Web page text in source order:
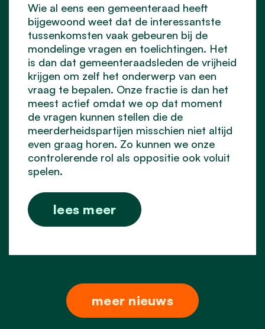
Wie al eens een gemeenteraad heeft
bijgewoond weet dat de interessantste
tussenkomsten vaak gebeuren bij de
mondelinge vragen en toelichtingen. Het
is dan dat gemeenteraadsleden de vrijheid
krijgen om zelf het onderwerp van een
vraag te bepalen. Onze fractie is dan het
meest actief omdat we op dat moment
de vragen kunnen stellen die de
meerderheidspartijen misschien niet altijd
even graag horen. Zo kunnen we onze
controlerende rol als oppositie ook voluit
spelen.
lees meer
meer nieuws